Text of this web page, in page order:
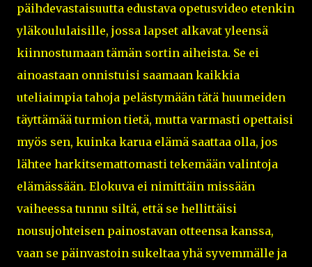
päihdevastaisuutta edustava opetusvideo etenkin
yläkoululaisille, jossa lapset alkavat yleensä
kiinnostumaan tämän sortin aiheista. Se ei
ainoastaan onnistuisi saamaan kaikkia
uteliaimpia tahoja pelästymään tätä huumeiden
täyttämää turmion tietä, mutta varmasti opettaisi
myös sen, kuinka karua elämä saattaa olla, jos
lähtee harkitsemattomasti tekemään valintoja
elämässään. Elokuva ei nimittäin missään
vaiheessa tunnu siltä, että se hellittäisi
nousujohteisen painostavan otteensa kanssa,
vaan se päinvastoin sukeltaa yhä syvemmälle ja